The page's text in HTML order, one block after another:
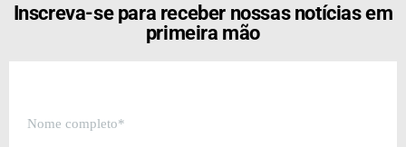
Inscreva-se para receber nossas notícias em
primeira mão